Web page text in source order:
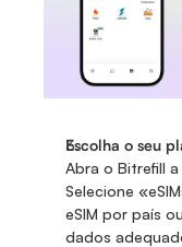
Escolha o seu
Abra o Bitrefill
Selecione
eSIM por país
dados